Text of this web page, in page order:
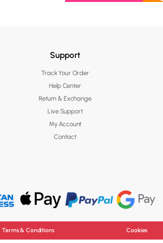
Support
Track Your Order
Help Center
Return & Exchange
Live Support
My Account
Contact
Terms & Conditions Cookies